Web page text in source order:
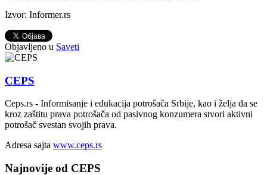
Izvor: Informer.rs
Objavljeno u Saveti
CEPS
Ceps.rs - Informisanje i edukacija potrošača Srbije, kao i želja da se
kroz zaštitu prava potrošača od pasivnog konzumera stvori aktivni
potrošač svestan svojih prava.
Adresa sajta www.ceps.rs
Najnovije od CEPS